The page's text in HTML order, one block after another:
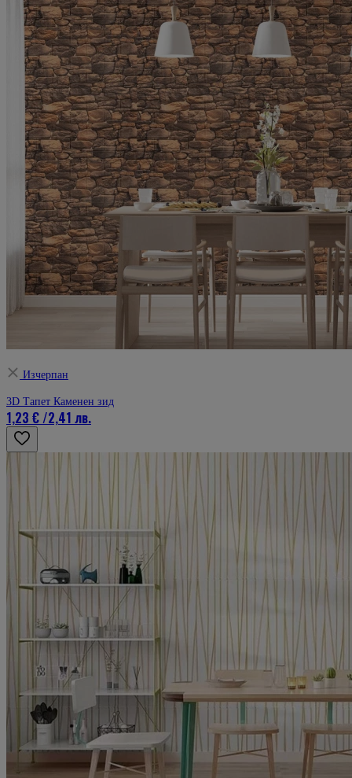
Изчерпан
3D Тапет Каменен зид
1,23 €/2,41 лв.